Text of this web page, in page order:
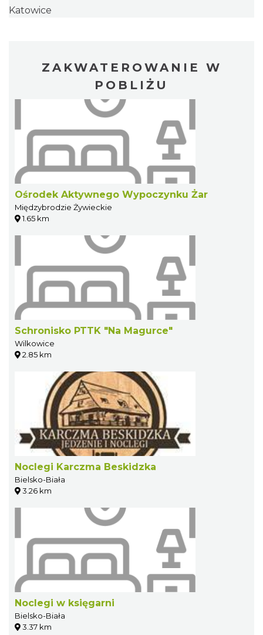
Katowice
ZAKWATEROWANIE W
POBLIŻU
Ośrodek Aktywnego Wypoczynku Żar
Międzybrodzie Żywieckie
1.65 km
Schronisko PTTK "Na Magurce"
Wilkowice
2.85 km
Noclegi Karczma Beskidzka
Bielsko-Biała
3.26 km
Noclegi w księgarni
Bielsko-Biała
3.37 km